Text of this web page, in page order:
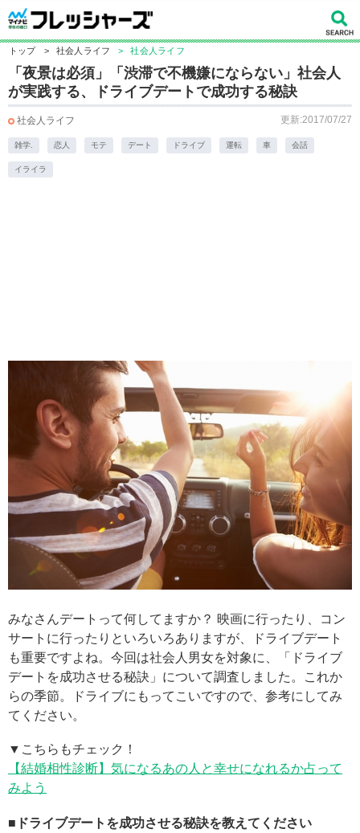
トップ > 社会人ライフ > 社会人ライフ
「夜景は必須」「渋滞で不機嫌にならない」社会人
が実践する、ドライブデートで成功する秘訣
社会人ライフ 更新:2017/07/27
雑学. 恋人 モテ デート ドライブ 運転 車 会話
イライラ
みなさんデートって何してますか？ 映画に行ったり、コン
サートに行ったりといろいろありますが、ドライブデート
も重要ですよね。今回は社会人男女を対象に、「ドライブ
デートを成功させる秘訣」について調査しました。これか
らの季節。ドライブにもってこいですので、参考にしてみ
てください。
▼こちらもチェック！
【結婚相性診断】気になるあの人と幸せになれるか占って
みよう
■ドライブデートを成功させる秘訣を教えてください